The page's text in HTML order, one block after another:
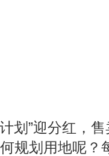
划”迎分红，
规划用地呢？